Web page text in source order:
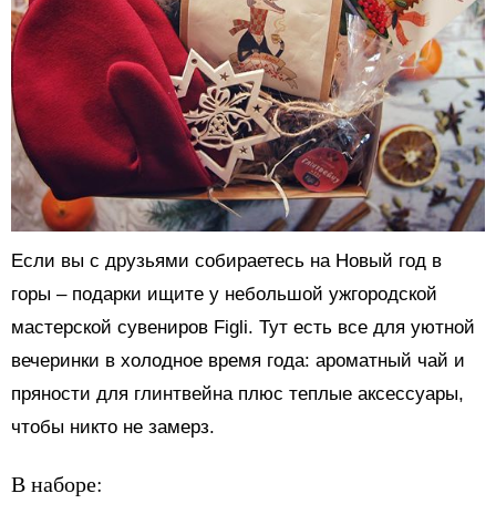
Если вы с друзьями собираетесь на Новый год в
горы – подарки ищите у небольшой ужгородской
мастерской сувениров Figli. Тут есть все для уютной
вечеринки в холодное время года: ароматный чай и
пряности для глинтвейна плюс теплые аксессуары,
чтобы никто не замерз.
В наборе: